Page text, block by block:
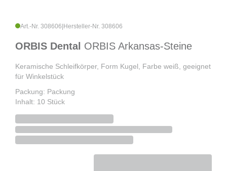
Art.-Nr. 308606 Hersteller-Nr. 308606
ORBIS Dental ORBIS Arkansas-Steine
Keramische Schleifkörper, Form Kugel, Farbe weiß, geeignet
für Winkelstück
Packung: Packung
Inhalt: 10 Stück